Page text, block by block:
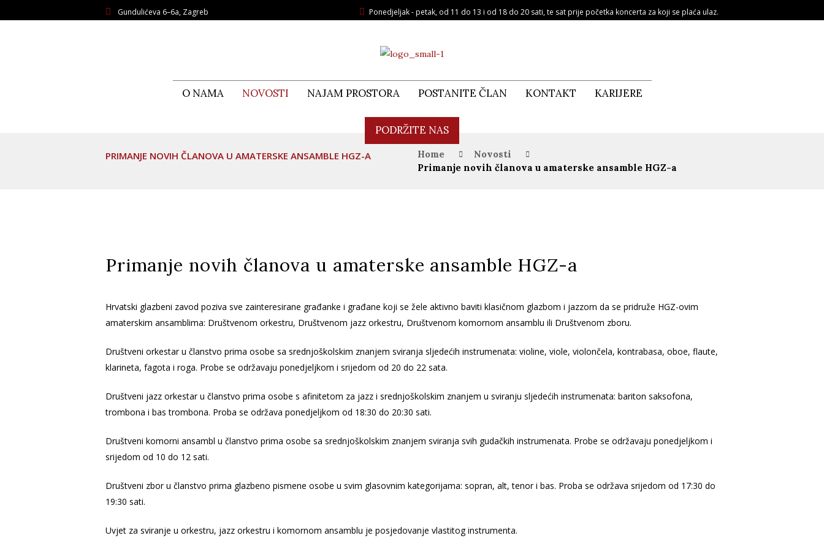
Gundulićeva 6–6a, Zagreb Ponedjeljak - petak, od 11 do 13 i od 18 do 20 sati, te sat prije početka koncerta za koji se plaća ulaz.
O NAMA NOVOSTI NAJAM PROSTORA POSTANITE ČLAN KONTAKT KARIJERE
PODRŽITE NAS
PRIMANJE NOVIH ČLANOVA U AMATERSKE ANSAMBLE HGZ-A Home
Novosti
Primanje novih članova u amaterske ansamble HGZ-a
Primanje novih članova u amaterske ansamble HGZ-a
Hrvatski glazbeni zavod poziva sve zainteresirane građanke i građane koji se žele aktivno baviti klasičnom glazbom i jazzom da se pridruže HGZ-ovim
amaterskim ansamblima: Društvenom orkestru, Društvenom jazz orkestru, Društvenom komornom ansamblu ili Društvenom zboru.
Društveni orkestar u članstvo prima osobe sa srednjoškolskim znanjem sviranja sljedećih instrumenata: violine, viole, violončela, kontrabasa, oboe, flaute,
klarineta, fagota i roga. Probe se održavaju ponedjeljkom i srijedom od 20 do 22 sata.
Društveni jazz orkestar u članstvo prima osobe s afinitetom za jazz i srednjoškolskim znanjem u sviranju sljedećih instrumenata: bariton saksofona,
trombona i bas trombona. Proba se održava ponedjeljkom od 18:30 do 20:30 sati.
Društveni komorni ansambl u članstvo prima osobe sa srednjoškolskim znanjem sviranja svih gudačkih instrumenata. Probe se održavaju ponedjeljkom i
srijedom od 10 do 12 sati.
Društveni zbor u članstvo prima glazbeno pismene osobe u svim glasovnim kategorijama: sopran, alt, tenor i bas. Proba se održava srijedom od 17:30 do
19:30 sati.
Uvjet za sviranje u orkestru, jazz orkestru i komornom ansamblu je posjedovanje vlastitog instrumenta.